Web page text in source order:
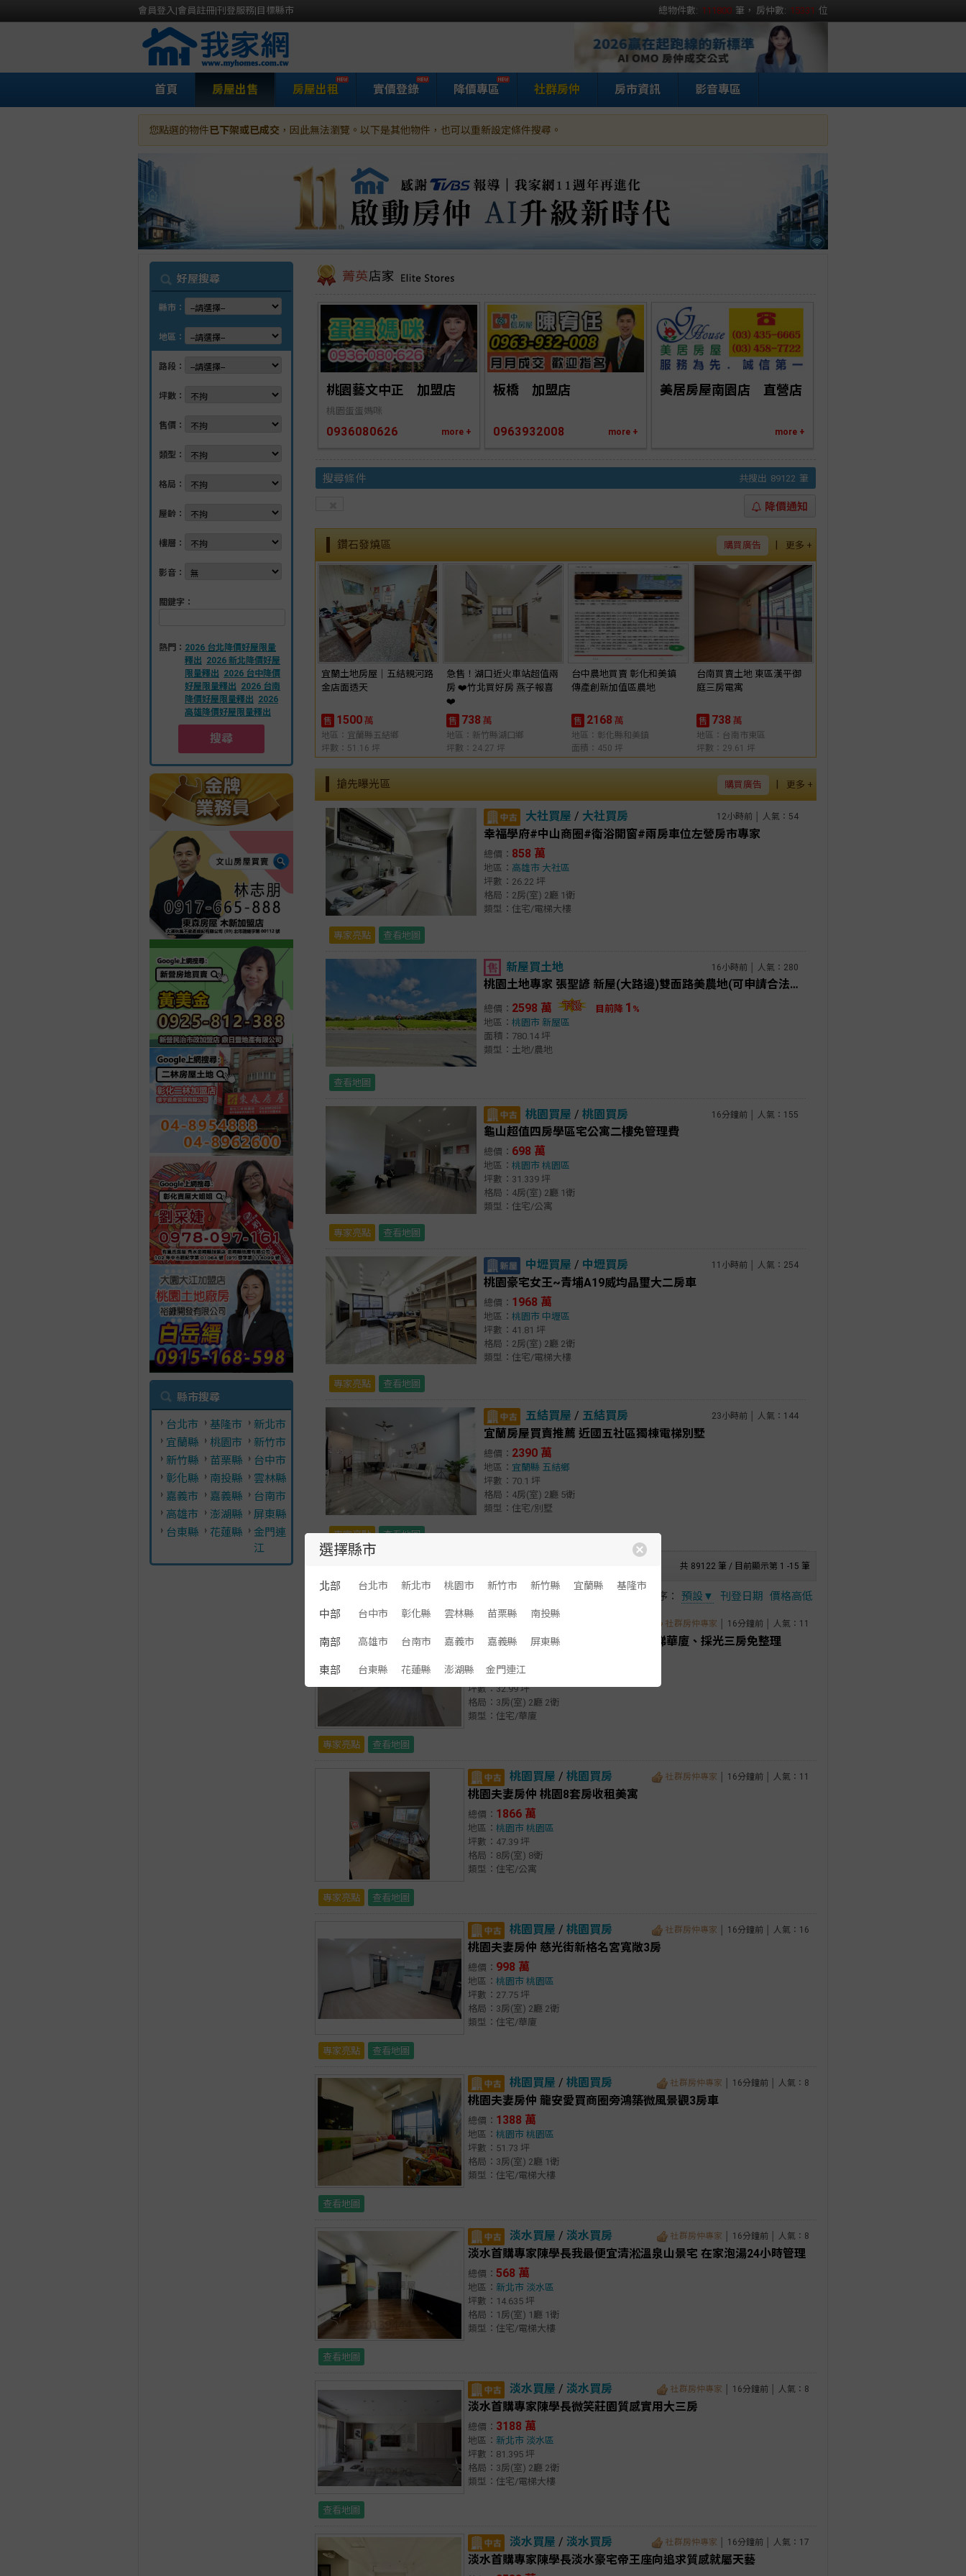
會員登入|會員註冊|刊登服務| 目標縣市 總物件數: 111800 筆， 房仲數: 15331 位
選擇縣市
北部 台北市 新北市 桃園市 新竹市 新竹縣 宜蘭縣 基隆市
中部 台中市 彰化縣 雲林縣 苗栗縣 南投縣
南部 高雄市 台南市 嘉義市 嘉義縣 屏東縣
東部 台東縣 花蓮縣 澎湖縣 金門連江
首頁 房屋出售 房屋出租 實價登錄 降價專區 社群房仲 房市資訊 影音專區
您點選的物件已下架或已成交 ，因此無法瀏覽。以下是其他物件，也可以重新設定條件搜尋。
好屋搜尋
縣市：
地區：
路段：
坪數：
售價：
類型：
格局：
屋齡：
樓層：
影音：
關鍵字：
熱門： 2026 台北降價好屋限量
釋出 2026 新北降價好屋
限量釋出 2026 台中降價
好屋限量釋出 2026 台南
降價好屋限量釋出 2026
高雄降價好屋限量釋出
搜尋
縣市搜尋
台北市 基隆市
新北市
宜蘭縣
桃園市
新竹市
新竹縣
苗栗縣
台中市
彰化縣
南投縣
雲林縣
嘉義市
嘉義縣
台南市
高雄市
澎湖縣
屏東縣
台東縣
花蓮縣
金門連
江
我家網房屋買賣
桃園藝文中正　加盟店
桃園蛋蛋媽咪
0936080626 more +
板橋　加盟店
0963932008 more +
美居房屋南園店　直營店
more +
搜尋條件 共搜出 89122 筆
降價通知
鑽石發燒區 更多 +
|
購買廣告
宜蘭土地房屋｜五結親河路
金店面透天
售 1500 萬
地區：宜蘭縣五結鄉
坪數：51.16 坪
急售！湖口近火車站超值兩
房 ❤️竹北買好房 燕子報喜
❤️
售 738 萬
地區：新竹縣湖口鄉
坪數：24.27 坪
台中農地買賣 彰化和美鎮
傳產創新加值區農地
售 2168 萬
地區：彰化縣和美鎮
面積：450 坪
台南買賣土地 東區漢平御
庭三房電寓
售 738 萬
地區：台南市東區
坪數：29.61 坪
搶先曝光區 更多 +
|
購買廣告
大社買屋 / 大社買房 12小時前 │ 人氣：54
幸福學府#中山商圈#衛浴開窗#兩房車位左營房市專家
總價： 858 萬
地區： 高雄市 大社區
坪數：26.22 坪
格局：2房(室) 2廳 1衛
類型：住宅/電梯大樓
專家亮點 查看地圖
新屋買土地 16小時前 │ 人氣：280
桃園土地專家 張聖諺 新屋(大路邊)雙面路美農地(可申請合法設施農舍)
總價： 2598 萬 目前降 1 %
地區： 桃園市 新屋區
面積：780.14 坪
類型：土地/農地
查看地圖
桃園買屋 / 桃園買房 16分鐘前 │ 人氣：155
龜山超值四房學區宅公寓二樓免管理費
總價： 698 萬
地區： 桃園市 桃園區
坪數：31.339 坪
格局：4房(室) 2廳 1衛
類型：住宅/公寓
專家亮點 查看地圖
中壢買屋 / 中壢買房 11小時前 │ 人氣：254
桃園豪宅女王~青埔A19威均晶璽大二房車
總價： 1968 萬
地區： 桃園市 中壢區
坪數：41.81 坪
格局：2房(室) 2廳 2衛
類型：住宅/電梯大樓
專家亮點 查看地圖
五結買屋 / 五結買房 23小時前 │ 人氣：144
宜蘭房屋買賣推薦 近國五社區獨棟電梯別墅
總價： 2390 萬
地區： 宜蘭縣 五結鄉
坪數：70.1 坪
格局：4房(室) 2廳 5衛
類型：住宅/別墅
專家亮點 查看地圖
共 89122 筆 / 目前顯示第 1 -15 筆
排序： 預設▼ 刊登日期 價格高低
社群房仲專家 │ 16分鐘前 │ 人氣：11
桃園夫妻房仲 內壢華勛幸福市場旁電梯華廈、採光三房免整理
地區：桃園市
坪數：32.99 坪
格局：3房(室) 2廳 2衛
類型：住宅/華廈
專家亮點 查看地圖
桃園買屋 / 桃園買房 社群房仲專家 │ 16分鐘前 │ 人氣：11
桃園夫妻房仲 桃園8套房收租美寓
總價： 1866 萬
地區： 桃園市 桃園區
坪數：47.39 坪
格局：8房(室) 8衛
類型：住宅/公寓
專家亮點 查看地圖
桃園買屋 / 桃園買房 社群房仲專家 │ 16分鐘前 │ 人氣：16
桃園夫妻房仲 慈光街新格名宮寬敞3房
總價： 998 萬
地區： 桃園市 桃園區
坪數：27.75 坪
格局：3房(室) 2廳 2衛
類型：住宅/華廈
專家亮點 查看地圖
桃園買屋 / 桃園買房 社群房仲專家 │ 16分鐘前 │ 人氣：8
桃園夫妻房仲 龍安愛買商圈旁鴻築微風景觀3房車
總價： 1388 萬
地區： 桃園市 桃園區
坪數：51.73 坪
格局：3房(室) 2廳 1衛
類型：住宅/電梯大樓
查看地圖
淡水買屋 / 淡水買房 社群房仲專家 │ 16分鐘前 │ 人氣：8
淡水首購專家陳學長我最便宜清淞溫泉山景宅 在家泡湯24小時管理
總價： 568 萬
地區： 新北市 淡水區
坪數：14.635 坪
格局：1房(室) 1廳 1衛
類型：住宅/電梯大樓
查看地圖
淡水買屋 / 淡水買房 社群房仲專家 │ 16分鐘前 │ 人氣：8
淡水首購專家陳學長微笑莊園質感實用大三房
總價： 3188 萬
地區： 新北市 淡水區
坪數：81.395 坪
格局：3房(室) 2廳 2衛
類型：住宅/電梯大樓
查看地圖
淡水買屋 / 淡水買房 社群房仲專家 │ 16分鐘前 │ 人氣：17
淡水首購專家陳學長淡水豪宅帝王座向追求質感就屬天藝